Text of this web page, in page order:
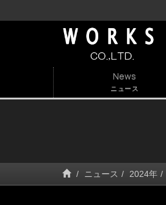
News
ニュース
ニュース 2024年